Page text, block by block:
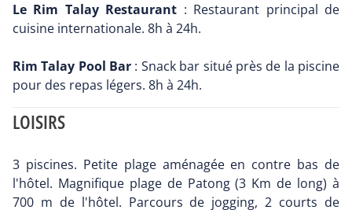
Le Rim Talay Restaurant : Restaurant principal de
cuisine internationale. 8h à 24h.
Rim Talay Pool Bar : Snack bar situé près de la piscine
pour des repas légers. 8h à 24h.
LOISIRS
3 piscines. Petite plage aménagée en contre bas de
l'hôtel. Magnifique plage de Patong (3 Km de long) à
700 m de l'hôtel. Parcours de jogging, 2 courts de